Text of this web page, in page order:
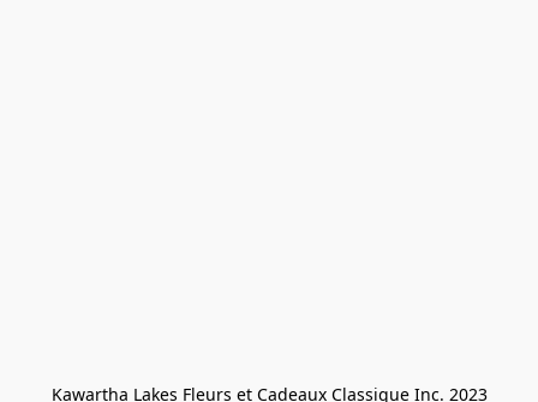
Kawartha Lakes Fleurs et Cadeaux Classique Inc. 2023